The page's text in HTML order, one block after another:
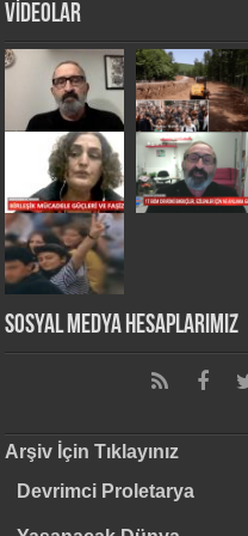
VİDEOLAR
Sosyal Medya Hesaplarımız
Arşiv İçin Tıklayınız
Devrimci Proletarya